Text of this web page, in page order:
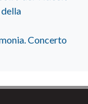
Concerto